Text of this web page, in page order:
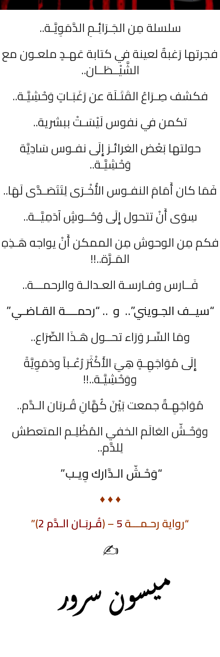
سلسلة مِن الجَـرَائِـمِ الدَّمَوِيَّـة..
فجرتها رَغبةٌ لعينة في كتابة عَهـدٍ ملعـون مع
الشَّيْــطَــان..
فكشف صِـرَاعُ القَتَـلَة عن رَغَبَـاتٍ وَحْشِيَّـة..
تكمن في نفوس لَيْسَـتْ ببشرية..
حولتها بَعْض الغرائـز إِلَى نفـوس سَادِيَّة
وَحْشِيَّـة..
فَمَا كان أَمَامَ النفـوس الأُخْـرَى لِتَتَصَـدَّى لَهَا..
سِوَى أَنْ تتحول إِلَى وُحُــوشٍ آدَمِيَّــة..
فكم مِن الوحوش مِن الممكن أَنْ يواجه هَـذِهِ
المَـرَّة..!!
فَــارس وفـارسـة العـدالـة والرحمـــة..
“سيــف الجـويني”.. و ..“رحمــــة القـاضـي”
ومَا السِّـر وَرَاء تحــول هَـذَا الصِّرَاع..
إِلَى مُوَاجَهِـةٍ هِيَ الأَكْثَرَ رُعْـباً ودَمَوِيَّةً
ووَحْشِيَّـة..!!
مُوَاجَهِـةٌ جمعت بَيْنَ كُهَّانِ قُـربَان الـدَّم..
ووَحْـشّ العَالَم الخفي المُظْلِـم المتعطش
لِلدَّم..
“وَحْـشّ الـدَّارك وِيـب”
♦ ♦ ♦
“رواية رحـمـــة5
– (قُـربَـان الـدَّم 2 )”
✍️